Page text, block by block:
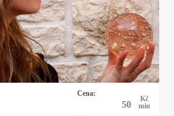
Cena:
50
Kč
min
karet a z lógru. Práce,
láska. Mé motto je: NEVÍŠ
KARTY TI PORADÍ.